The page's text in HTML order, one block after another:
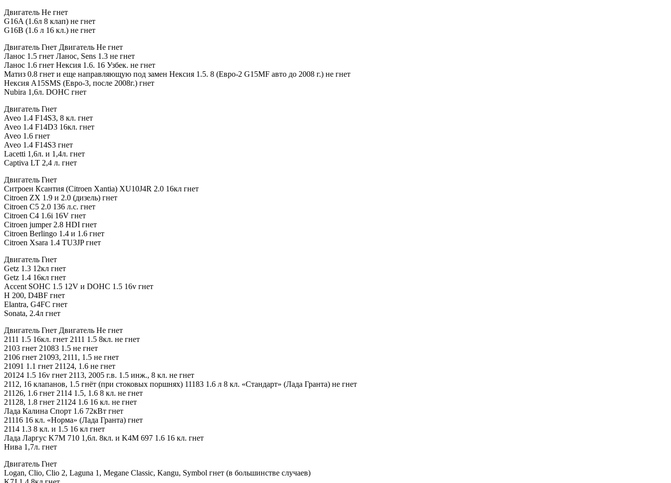
Двигатель Не гнет
G16A (1.6л 8 клап) не гнет
G16B (1.6 л 16 кл.) не гнет
Двигатель Гнет Двигатель Не гнет
Ланос 1.5 гнет Ланос, Sens 1.3 не гнет
Ланос 1.6 гнет Нексия 1.6. 16 Узбек. не гнет
Матиз 0.8 гнет и еще направляющую под замен Нексия 1.5. 8 (Евро-2 G15MF авто до 2008 г.) не гнет
Нексия A15SMS (Евро-3, после 2008г.) гнет
Nubira 1,6л. DOHC гнет
Двигатель Гнет
Aveo 1.4 F14S3, 8 кл. гнет
Aveo 1.4 F14D3 16кл. гнет
Aveo 1.6 гнет
Aveo 1.4 F14S3 гнет
Lacetti 1,6л. и 1,4л. гнет
Captiva LT 2,4 л. гнет
Двигатель Гнет
Ситроен Ксантия (Citroen Xantia) XU10J4R 2.0 16кл гнет
Citroen ZX 1.9 и 2.0 (дизель) гнет
Citroen C5 2.0 136 л.с. гнет
Citroen C4 1.6i 16V гнет
Citroen jumper 2.8 НDI гнет
Citroen Berlingo 1.4 и 1.6 гнет
Citroen Xsara 1.4 TU3JP гнет
Двигатель Гнет
Getz 1.3 12кл гнет
Getz 1.4 16кл гнет
Accent SOHC 1.5 12V и DOHC 1.5 16v гнет
Н 200, D4BF гнет
Elantra, G4FC гнет
Sonata, 2.4л гнет
Двигатель Гнет Двигатель Не гнет
2111 1.5 16кл. гнет 2111 1.5 8кл. не гнет
2103 гнет 21083 1.5 не гнет
2106 гнет 21093, 2111, 1.5 не гнет
21091 1.1 гнет 21124, 1.6 не гнет
20124 1.5 16v гнет 2113, 2005 г.в. 1.5 инж., 8 кл. не гнет
2112, 16 клапанов, 1.5 гнёт (при стоковых поршнях) 11183 1.6 л 8 кл. «Стандарт» (Лада Гранта) не гнет
21126, 1.6 гнет 2114 1.5, 1.6 8 кл. не гнет
21128, 1.8 гнет 21124 1.6 16 кл. не гнет
Лада Калина Спорт 1.6 72кВт гнет
21116 16 кл. «Норма» (Лада Гранта) гнет
2114 1.3 8 кл. и 1.5 16 кл гнет
Лада Ларгус K7M 710 1,6л. 8кл. и K4M 697 1.6 16 кл. гнет
Нива 1,7л. гнет
Двигатель Гнет
Logan, Clio, Clio 2, Laguna 1, Megane Classic, Kangu, Symbol гнет (в большинстве случаев)